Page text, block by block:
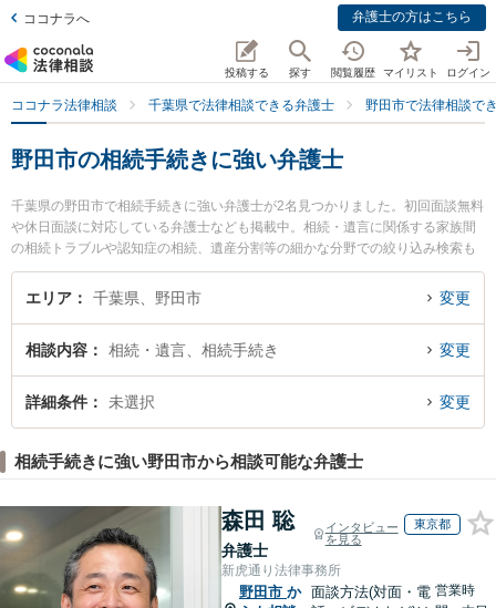
ココナラへ 弁護士の方はこちら
投稿する 探す 閲覧履歴 マイリスト ログイン
ココナラ法律相談 千葉県で法律相談できる弁護士 野田市で法律相談で
野田市の相続手続きに強い弁護士
千葉県の野田市で相続手続きに強い弁護士が2名見つかりました。初回面談無料
や休日面談に対応している弁護士なども掲載中。相続・遺言に関係する家族間
の相続トラブルや認知症の相続、遺産分割等の細かな分野での絞り込み検索も
でき便利です。特に野田けやき法律事務所の松澤 英司弁護士や野田総合法律事
務所の高山 聡宏弁護士のプロフィール情報や弁護士費用、強みなどが注目され
を検索したい』『初回相談無料で相続手続きを法律相談できる野田市内の弁護
士に相談予約したい』などでお困りの相談者さんにおすすめです。
エリア 千葉県、野田市 変更
相談内容 相続・遺言、相続手続き 変更
詳細条件 未選択 変更
相続手続きに強い野田市から相談可能な弁護士
森田 聡
弁護士
インタビュー
を見る
東京都
新虎通り法律事務所
野田市 か 面談方法(対面・電 営業時